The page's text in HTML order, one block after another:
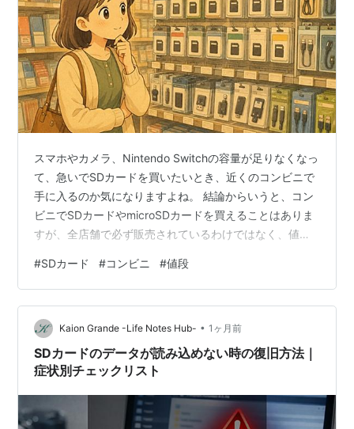
スマホやカメラ、Nintendo Switchの容量が足りなくなっ
て、急いでSDカードを買いたいとき、近くのコンビニで
手に入るのか気になりますよね。 結論からいうと、コン
ビニでSDカードやmicroSDカードを買えることはありま
すが、全店舗で必ず販売されているわけではなく、値段
とくにセブンイレブン、ファミリーマート、ローソンで
は、店舗の立地や客層、売り場の広さによって取り扱い
が変わるため、急ぎで必要な場合は店頭で探すだけでな
く、電話で確認してから行くと安心です。 この記事で
は、コンビニでSDカードを買うときに知っておきたいこ
とを、値段相場や容…
#SDカード #コンビニ #値段
Kaion Grande -Life Notes Hub- • 1ヶ月前
SDカードのデータが読み込めない時の復旧方法｜
症状別チェックリスト